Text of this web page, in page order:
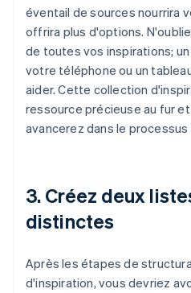
éventail de sources nourrira
offrira plus d'options.
de toutes vos inspirations;
votre téléphone ou un
aider. Cette collection
ressource précieuse au fur
avancerez dans le
3. Créez deux
distinctes
Après les étapes de
d'inspiration, vous devriez